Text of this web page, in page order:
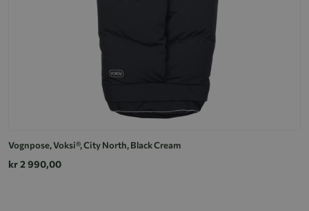
Vognpose, Voksi®, City North, Black Cream
kr 2 990,00